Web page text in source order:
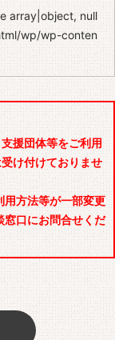
array|object, null
wp/wp-conten
援団体等をご利用
け付けておりませ
用方法等が一部変更
窓口にお問合せくだ